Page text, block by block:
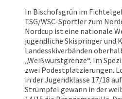
In Bischofsgrün im
TSG/WSC-Sportler zum
Nordcup ist eine nationale
jugendliche Skispringer und
Landesskiverbänden
„Weißwurstgrenze“. Im
zwei Podestplatzierungen.
in der Jugendklasse 17/18
Strümpfel gewann in der